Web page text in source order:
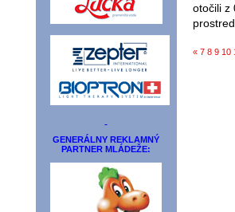
GENERÁLNY REKLAMNÝ
PARTNER MLÁDEŽE:
otočili z
« 7 8 9 10